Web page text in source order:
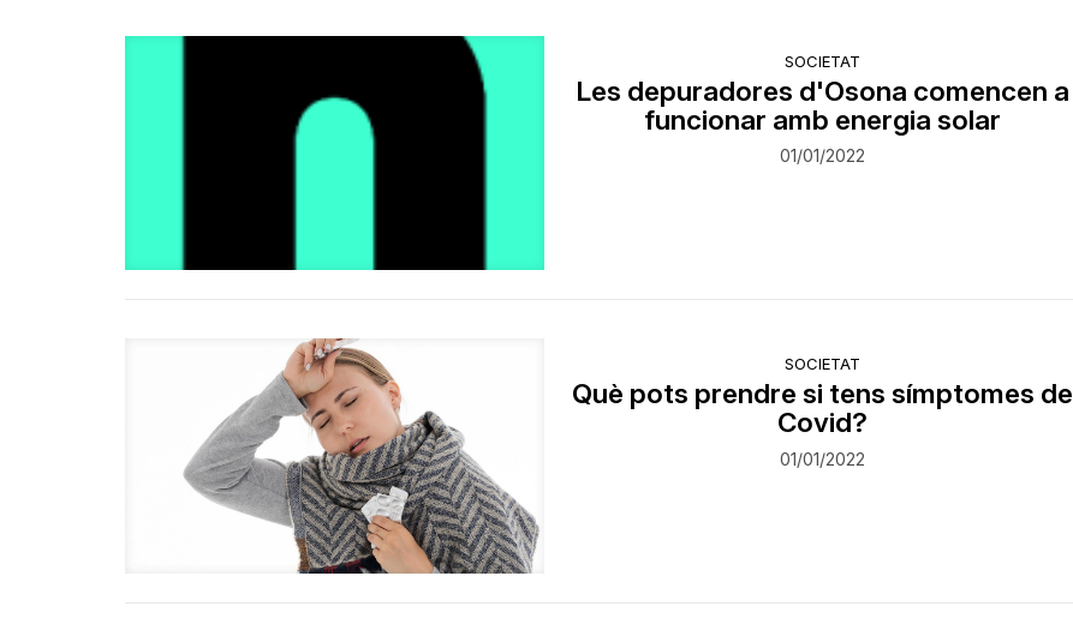
SOCIETAT
Les depuradores d'Osona comencen a
funcionar amb energia solar
01/01/2022
SOCIETAT
Què pots prendre si tens símptomes de
Covid?
01/01/2022